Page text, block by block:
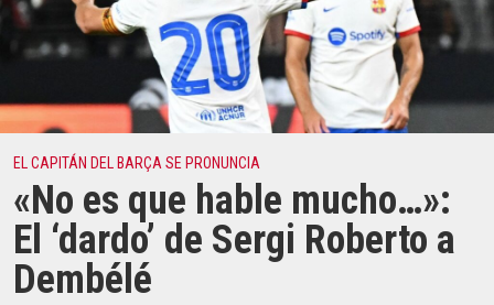
EL CAPITÁN DEL BARÇA SE PRONUNCIA
«No es que hable mucho…»:
El ‘dardo’ de Sergi Roberto a
Dembélé